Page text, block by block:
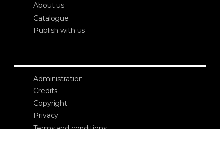
About us
Catalogue
Publish with us
Administration
Credits
Copyright
Privacy
Terms and conditions